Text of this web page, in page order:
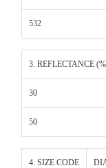
532
3. REFLECTANCE
30
50
4. SIZE CODE